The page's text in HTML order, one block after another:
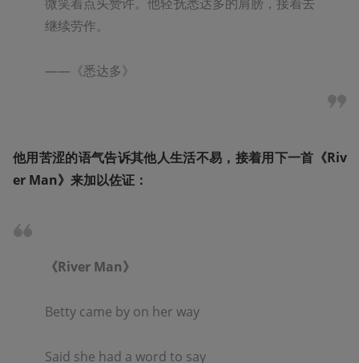
继续劳作。
——《悉达多》
他用苦涩的语气告诉其他人生活不易，接着用下一首《Riv
er Man》来加以佐证：
《River Man》
Betty came by on her way
Said she had a word to say